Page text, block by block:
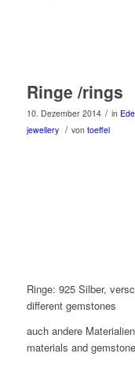
Ringe /rings
10. Dezember 2014 / in
jewellery / von toeffel
Ringe: 925 Silber,
different gemstones
auch andere
materials and